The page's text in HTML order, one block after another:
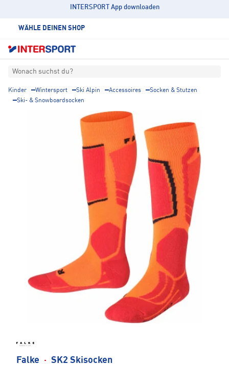
INTERSPORT App downloaden
WÄHLE DEINEN SHOP
Wonach suchst du?
Kinder Wintersport Ski Alpin Accessoires
Socken & Stutzen
Ski- & Snowboardsocken
Falke · SK2 Skisocken